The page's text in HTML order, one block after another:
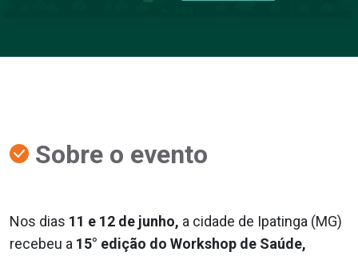
Sobre o evento
Nos dias 11 e 12 de junho, a cidade de Ipatinga (MG)
recebeu a 15° edição do Workshop de Saúde,